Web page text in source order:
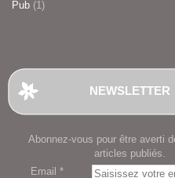
Pub (1)
NEWSLETTER
Abonnez-vous pour être averti
articles publiés.
Email